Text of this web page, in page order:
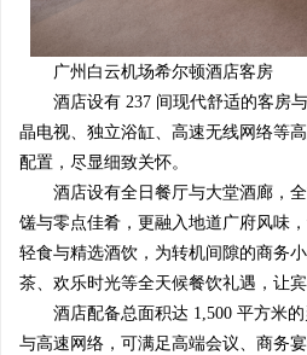
广州白云机场希尔顿酒店客房
酒店设有 237 间现代舒适的客房
晶电视、独立浴缸、高速无线网络等
配置，尽显细致关怀。
酒店设有全日餐厅与大堂酒廊，
馐与零点佳肴，更融入地道广府风味
轻食与精选酒饮，为转机间隙的商务
茶、欢乐时光等全天候餐饮礼遇，让
酒店配备总面积达 1,500 平方米
与高速网络，可满足高端会议、商务